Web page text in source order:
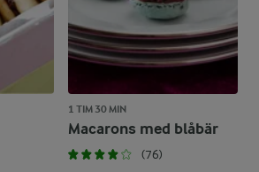
1 TIM 30 MIN
Macarons med blåbär
(76)